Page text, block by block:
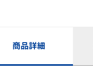
商品詳細